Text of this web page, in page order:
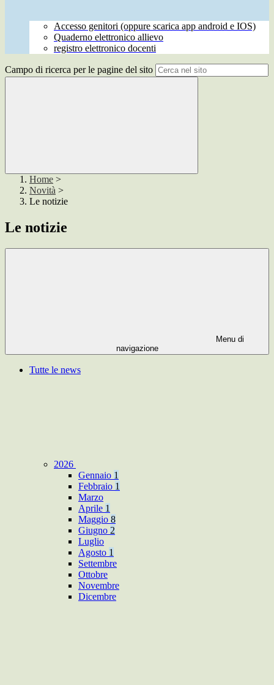
Accesso genitori (oppure scarica app android e IOS)
Quaderno elettronico allievo
registro elettronico docenti
Campo di ricerca per le pagine del sito
Home >
Novità >
Le notizie
Le notizie
Menu di
navigazione
Tutte le news
2026
Gennaio 1
Febbraio 1
Marzo
Aprile 1
Maggio 8
Giugno 2
Luglio
Agosto 1
Settembre
Ottobre
Novembre
Dicembre